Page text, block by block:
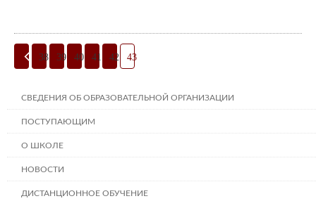
38 39 40 41 42 43
СВЕДЕНИЯ ОБ ОБРАЗОВАТЕЛЬНОЙ ОРГАНИЗАЦИИ
ПОСТУПАЮЩИМ
О ШКОЛЕ
НОВОСТИ
ДИСТАНЦИОННОЕ ОБУЧЕНИЕ